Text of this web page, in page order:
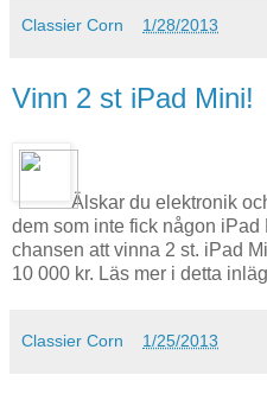
Classier Corn 1/28/2013
Vinn 2 st iPad Mini!
Älskar du elektronik
dem som inte fick någon
chansen att vinna 2 st. iPad
10 000 kr. Läs mer i detta
Classier Corn 1/25/2013